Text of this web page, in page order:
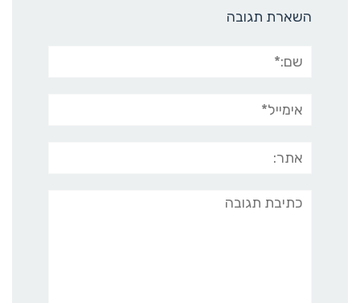
השארת תגובה
אימייל*
תגובה